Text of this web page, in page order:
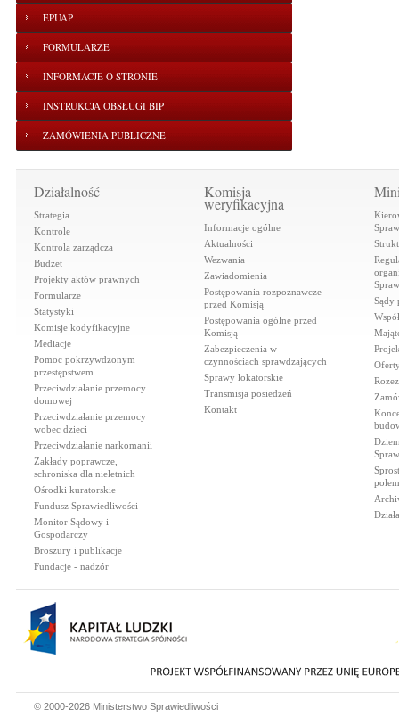
EPUAP
FORMULARZE
INFORMACJE O STRONIE
INSTRUKCJA OBSŁUGI BIP
ZAMÓWIENIA PUBLICZNE
Działalność
Strategia
Kontrole
Kontrola zarządcza
Budżet
Projekty aktów prawnych
Formularze
Statystyki
Komisje kodyfikacyjne
Mediacje
Pomoc pokrzywdzonym
przestępstwem
Przeciwdziałanie przemocy
domowej
Przeciwdziałanie przemocy
wobec dzieci
Przeciwdziałanie narkomanii
Zakłady poprawcze,
schroniska dla nieletnich
Ośrodki kuratorskie
Fundusz Sprawiedliwości
Monitor Sądowy i
Gospodarczy
Broszury i publikacje
Fundacje - nadzór
Komisja
weryfikacyjna
Informacje ogólne
Aktualności
Wezwania
Zawiadomienia
Postępowania rozpoznawcze
przed Komisją
Postępowania ogólne przed
Komisją
Zabezpieczenia w
czynnościach sprawdzających
Sprawy lokatorskie
Transmisja posiedzeń
Kontakt
Sądy
© 2000-2026 Ministerstwo Sprawiedliwości